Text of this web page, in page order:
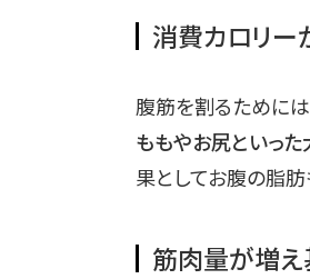
消費カロリー
腹筋を割るために
ももやお尻といっ
果としてお腹の脂肪
筋肉量が増